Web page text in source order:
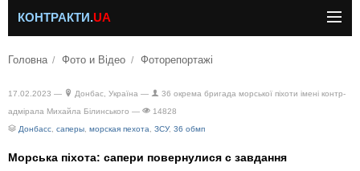
КОНТРАКТИ.UA
Головна Фото и Відео Фоторепортажі
17.02.2023 — Донбас, Україна —
36 окрема бригада морської піхоти імені контр-
адмірала Михайла Білинського —
14828
Донбасс саперы морская пехота ЗСУ, 36 обмп
Морська піхота: сапери повернулися с завдання